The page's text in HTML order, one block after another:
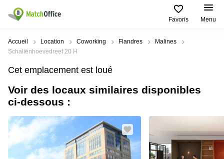
Favoris Menu
Rechercher / publier
Types
d'espaces
Bureaux
Centre
d’affaires
Coworking
Villes
Populaires
Alost
Anvers
Bruges
Recherches
populaires
Bureau
a louer
Bureau à
louer
Bruxelles
Aide
Qui sommes-nous?
Publier un bureau
Prix
Accueil Location Coworking Flandres
Malines
Schaliënhoevedreef 20 H
Cet emplacement est loué
Voir des locaux similaires disponibles
ci-dessous :